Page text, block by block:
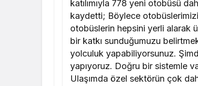
katılımıyla 778 yeni otobüsü
kaydetti; Böylece
otobüslerin hepsini yerli alarak
bir katkı sunduğumuzu
yolculuk yapabiliyorsunuz.
yapıyoruz. Doğru bir sistemle
Ulaşımda özel sektörün çok